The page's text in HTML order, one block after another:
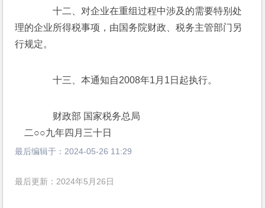
十二、对企业在重组过程中涉及的需要特别处
理的企业所得税事项，由国务院财政、税务主管部门另
行规定。
十三、本通知自2008年1月1日起执行。
财政部 国家税务总局
二○○九年四月三十日
最后编辑于： 2024-05-26 11:29
最后更新：2024年5月26日